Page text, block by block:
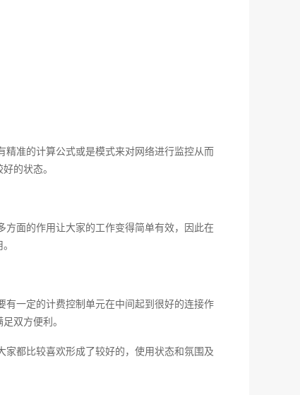
精准的计算公式或是模式来对网络进行监控从而
的状态。
面的作用让大家的工作变得简单有效，因此在
一定的计费控制单元在中间起到很好的连接作
双方便利。
都比较喜欢形成了较好的，使用状态和氛围及